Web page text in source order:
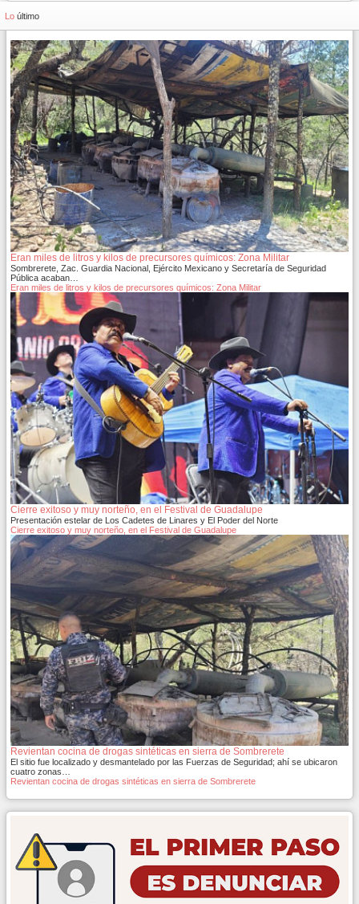
Lo último
Eran miles de litros y kilos de precursores químicos: Zona Militar
Sombrerete, Zac. Guardia Nacional, Ejército Mexicano y Secretaría de Seguridad
Pública acaban…
Eran miles de litros y kilos de precursores químicos: Zona Militar
Cierre exitoso y muy norteño, en el Festival de Guadalupe
Presentación estelar de Los Cadetes de Linares y El Poder del Norte
Cierre exitoso y muy norteño, en el Festival de Guadalupe
Revientan cocina de drogas sintéticas en sierra de Sombrerete
El sitio fue localizado y desmantelado por las Fuerzas de Seguridad; ahí se ubicaron
cuatro zonas…
Revientan cocina de drogas sintéticas en sierra de Sombrerete